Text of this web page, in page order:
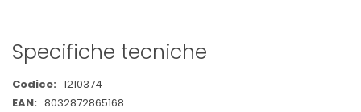
Specifiche tecniche
Maggiori
Informazioni
1210374
8032872865168